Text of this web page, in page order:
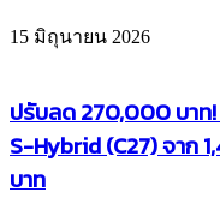
15 มิถุนายน 2026
ปรับลด 270,000 บาท
S-Hybrid (C27) จาก
บาท